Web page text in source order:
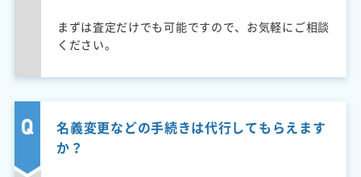
まずは査定だけでも可能ですので、お気軽にご相談
ください。
名義変更などの手続きは代行してもらえます
か？